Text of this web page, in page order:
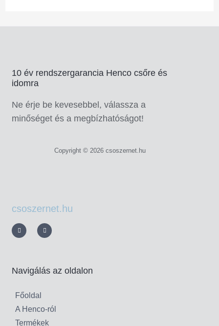
10 év rendszergarancia Henco csőre és
idomra
Ne érje be kevesebbel, válassza a
minőséget és a megbízhatóságot!
Copyright © 2026 csoszernet.hu
csoszernet.hu
Navigálás az oldalon
Főoldal
A Henco-ról
Termékek